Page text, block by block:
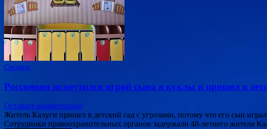
Сводки
Россиянин возмутился игрой сына в куклы и пришел в
Оставьте комментарий
Житель Калуги пришел в детский сад с угрозами, потому что его сын
Сотрудники правоохранительных органов задержали 48-летнего жителя